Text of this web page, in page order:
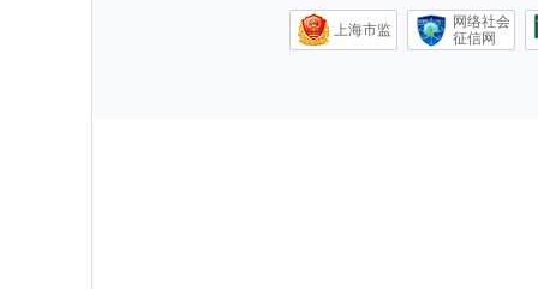
上海市监
网络社会
征信网